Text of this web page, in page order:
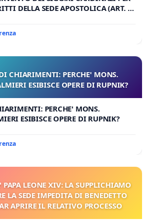
DELLA SEDE APOSTOLICA (ART. 3
CHIARIMENTI: PERCHE' MONS.
ESIBISCE OPERE DI RUPNIK?
PERCHE' MONS.
ESIBISCE OPERE DI RUPNIK?
PAPA LEONE XIV: LA SUPPLICHIAMO
LA SEDE IMPEDITA DI BENEDETTO
APRIRE IL RELATIVO PROCESSO